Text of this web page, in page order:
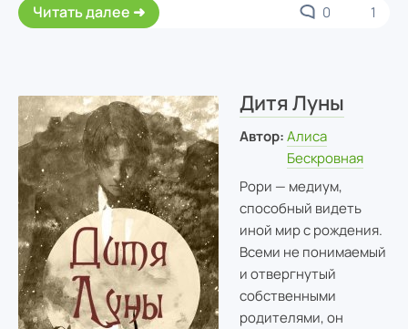
Читать далее 0 1
Дитя Луны
Автор: Алиса
Бескровная
Рори — медиум,
способный видеть
иной мир с рождения.
Всеми не понимаемый
и отвергнутый
собственными
родителями, он